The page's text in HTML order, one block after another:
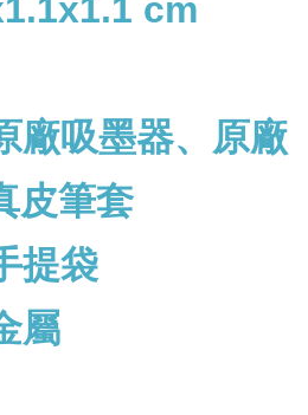
cm
廠吸墨器、原廠
皮筆套
提袋
屬